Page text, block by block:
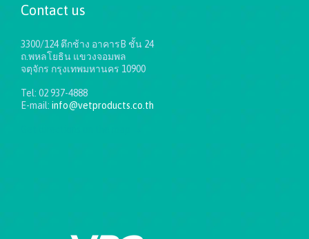
Contact us
3300/124 ตึกช้าง อาคารB ชั้น 24
ถ.พหลโยธิน แขวงจอมพล
จตุจักร กรุงเทพมหานคร 10900
Tel: 02 937-4888
E-mail: info@vetproducts.co.th